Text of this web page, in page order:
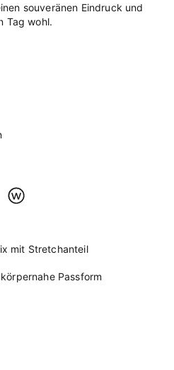
souveränen Eindruck und
Tag wohl.
mit Stretchanteil
Passform